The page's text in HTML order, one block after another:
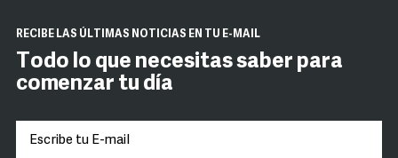
RECIBE LAS ÚLTIMAS NOTICIAS EN TU E-MAIL
Todo lo que necesitas saber para
comenzar tu día